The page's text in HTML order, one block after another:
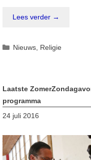
Lees verder →
Categorieën
Nieuws, Religie
Laatste
programma
24 juli 2016